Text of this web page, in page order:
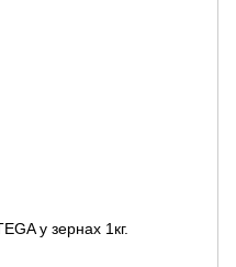
у зернах 1кг.